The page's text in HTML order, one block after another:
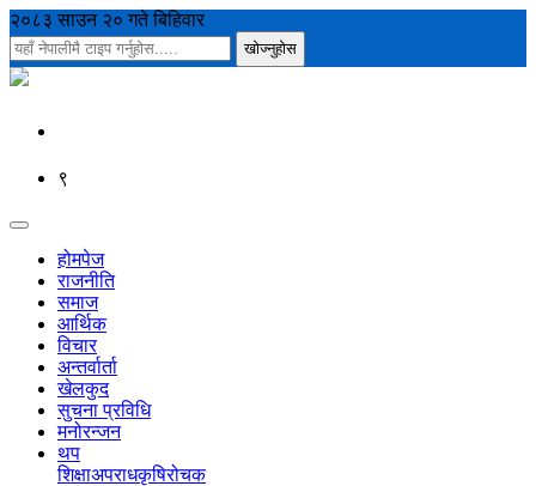
२०८३ साउन २० गते बिहिवार
९
होमपेज
राजनीति
समाज
आर्थिक
विचार
अन्तर्वार्ता
खेलकुद
सुचना प्रविधि
मनोरन्जन
थप
शिक्षाअपराधकृषिरोचक